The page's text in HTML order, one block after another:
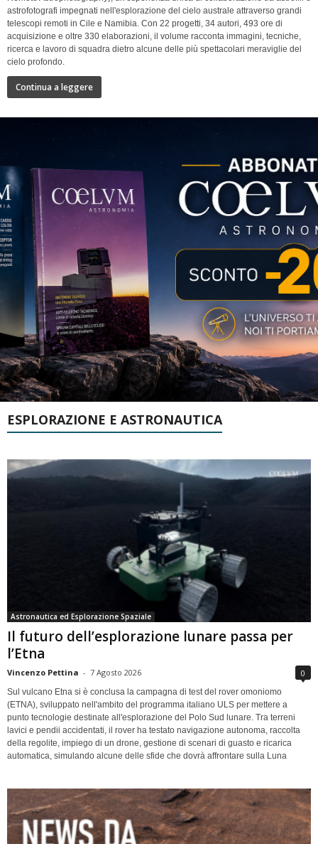
astrofotografi impegnati nell'esplorazione del cielo australe attraverso grandi
telescopi remoti in Cile e Namibia. Con 22 progetti, 34 autori, 493 ore di
acquisizione e oltre 330 elaborazioni, il volume racconta immagini, tecniche,
ricerca e lavoro di squadra dietro alcune delle più spettacolari meraviglie del
cielo profondo.
Continua a leggere
ESPLORAZIONE E ASTRONAUTICA
Astronautica ed Esplorazione Spaziale
Il futuro dell’esplorazione lunare passa per
l’Etna
Vincenzo Pettina - 7 Agosto 2026 0
Sul vulcano Etna si è conclusa la campagna di test del rover omoniomo
(ETNA), sviluppato nell'ambito del programma italiano ULS per mettere a
punto tecnologie destinate all'esplorazione del Polo Sud lunare. Tra terreni
lavici e pendii accidentati, il rover ha testato navigazione autonoma, raccolta
della regolite, impiego di un drone, gestione di scenari di guasto e ricarica
automatica, simulando alcune delle sfide che dovrà affrontare sulla Luna